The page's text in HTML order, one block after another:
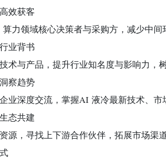
效获客
算力领域核心决策者与采购方，减少中
业背书
术与产品，提升行业知名度与影响力，
察趋势
业深度交流，掌握AI 液冷最新技术、市
态共建
源，寻找上下游合作伙伴，拓展市场渠